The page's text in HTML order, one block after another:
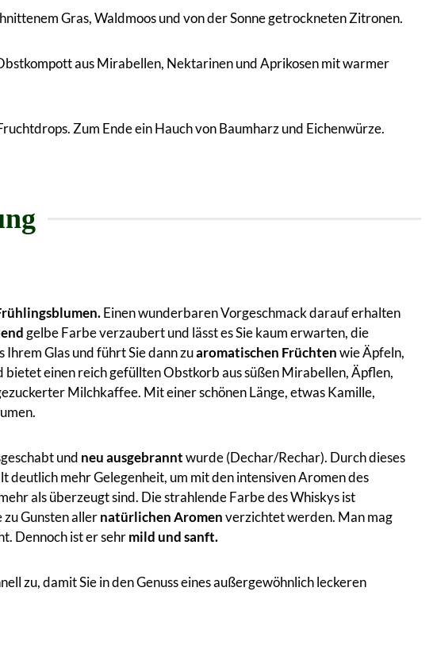
Gras, Waldmoos und von der Sonne getrockneten Zitronen.
aus Mirabellen, Nektarinen und Aprikosen mit warmer
Zum Ende ein Hauch von Baumharz und Eichenwürze.
Einen wunderbaren Vorgeschmack darauf erhalten
gelbe Farbe verzaubert und lässt es Sie kaum erwarten, die
Glas und führt Sie dann zuaromatischen Früchtenwie Äpfeln,
bietet einen reich gefüllten Obstkorb aus süßen Mirabellen, Äpflen,
Milchkaffee. Mit einer schönen Länge, etwas Kamille,
und neu ausgebranntwurde (Dechar/Rechar). Durch dieses
mehr Gelegenheit, um mit den intensiven Aromen des
als überzeugt sind. Die strahlende Farbe des Whiskys ist
Gunsten allernatürlichen Aromenverzichtet werden. Man mag
Dennoch ist er sehrmild und sanft.
zu, damit Sie in den Genuss eines außergewöhnlich leckeren